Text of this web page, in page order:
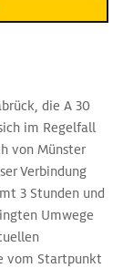
die A 30
im Regelfall
von Münster
Verbindung
3 Stunden und
Umwege
vom Startpunkt